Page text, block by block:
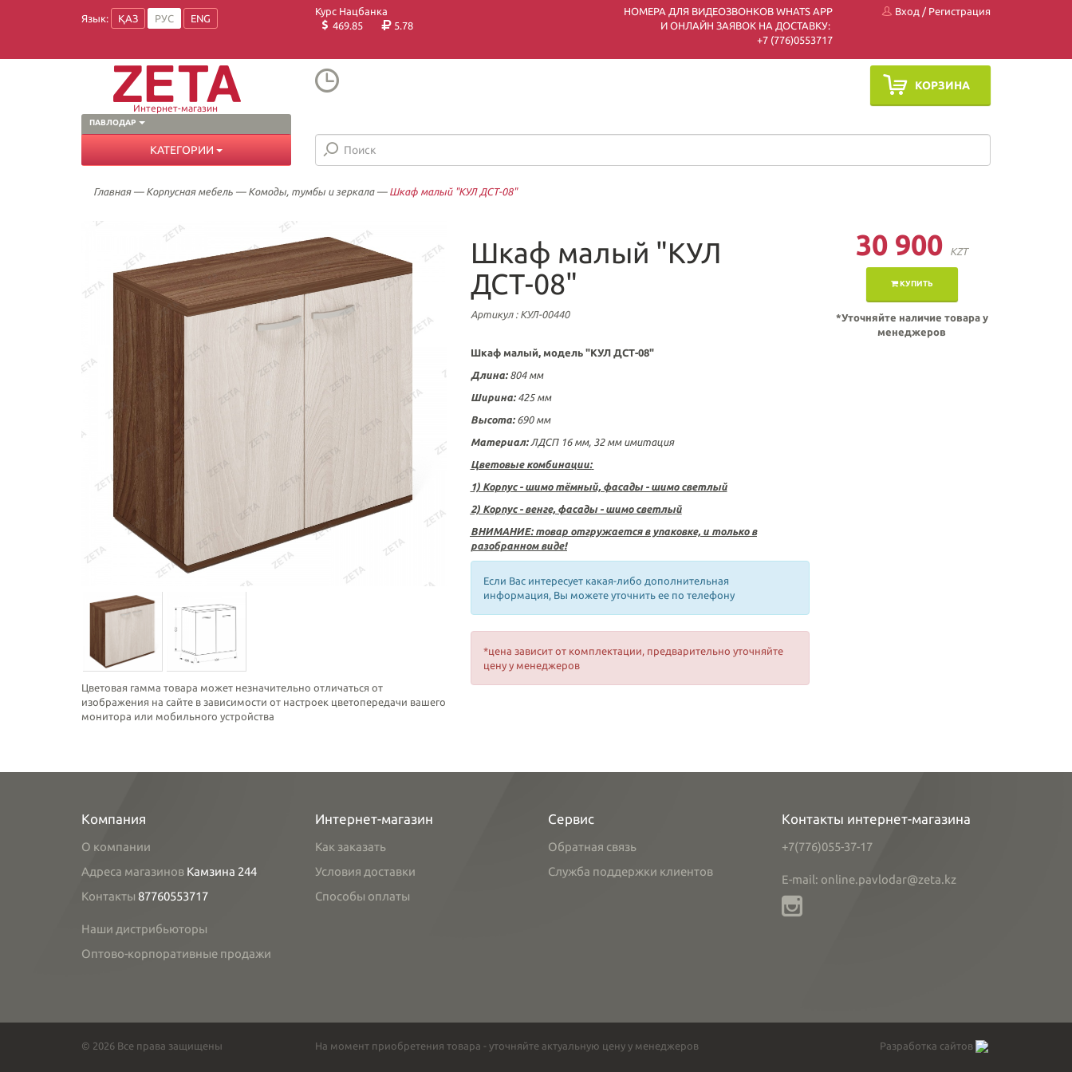
Язык: ҚАЗ РУС ENG
Курс Нацбанка
469.85
5.78
НОМЕРА ДЛЯ ВИДЕОЗВОНКОВ WHATS APP
И ОНЛАЙН ЗАЯВОК НА ДОСТАВКУ:
+7 (776)0553717
Вход / Регистрация
ПАВЛОДАР
Интернет-магазин
КОРЗИНА
КАТЕГОРИИ
Главная— Корпусная мебель — Комоды, тумбы и зеркала— Шкаф малый "КУЛ ДСТ-08"
Цветовая гамма товара может незначительно отличаться от
изображения на сайте в зависимости от настроек цветопередачи вашего
монитора или мобильного устройства
30 900 KZT
КУПИТЬ
*Уточняйте наличие товара у
менеджеров
Шкаф малый "КУЛ
ДСТ-08"
Артикул: КУЛ-00440
Шкаф малый, модель "КУЛ ДСТ-08"
Длина: 804 мм
Ширина: 425 мм
Высота:690 мм
Материал: ЛДСП 16 мм, 32 мм имитация
Цветовые комбинации:
1) Корпус - шимо тёмный, фасады - шимо светлый
2) Корпус - венге, фасады - шимо светлый
ВНИМАНИЕ: товар отгружается в упаковке, и только в
разобранном виде!
Если Вас интересует какая-либо дополнительная
информация, Вы можете уточнить ее по телефону
*цена зависит от комплектации, предварительно уточняйте
цену у менеджеров
Компания
О компании
Адреса магазинов Камзина 244
Контакты 87760553717
Наши дистрибьюторы
Оптово-корпоративные продажи
Интернет-магазин
Как заказать
Условия доставки
Способы оплаты
Сервис
Обратная связь
Служба поддержки клиентов
Контакты интернет-магазина
+7(776)055-37-17
E-mail: online.pavlodar@zeta.kz
© 2026 Все права защищены На момент приобретения товара - уточняйте актуальную цену у менеджеров Разработка сайтов